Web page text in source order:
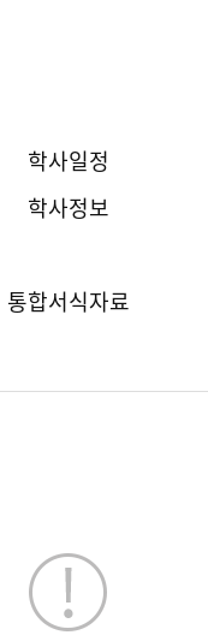
학사일정
학사정보
통합서식자료